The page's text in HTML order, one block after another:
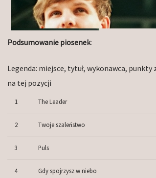
Podsumowanie piosenek:
Legenda: miejsce, tytuł, wykonawca,
na tej pozycji
1 The Leader
2 Twoje szaleństwo
3 Puls
4 Gdy spojrzysz w niebo